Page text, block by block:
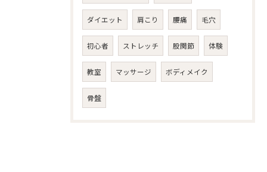
ダイエット 肩こり 腰痛 毛穴
初心者 ストレッチ 股関節 体験
教室 マッサージ ボディメイク
骨盤